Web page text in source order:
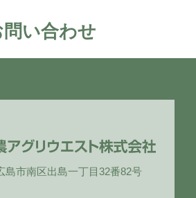
問い合わせ
島市南区出島一丁目32番82号